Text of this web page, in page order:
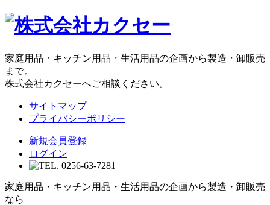
家庭用品・キッチン用品・生活用品の企画から製造・卸販売
まで。
株式会社カクセーへご相談ください。
サイトマップ
プライバシーポリシー
新規会員登録
ログイン
家庭用品・キッチン用品・生活用品の企画から製造・卸販売
なら